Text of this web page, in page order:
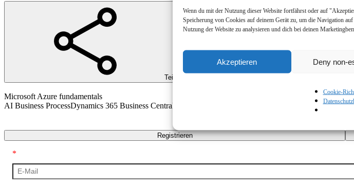
Wenn du mit der Nutzung dieser Website fortfährst oder auf
Speicherung von Cookies auf deinem Gerät zu, um die Navigation
Nutzung der Website zu analysieren und dich bei deinen
Akzeptieren Deny non-
Cookie-
Teilen
AI Business ProcessDynamics 365 Business Central
Registrieren
*